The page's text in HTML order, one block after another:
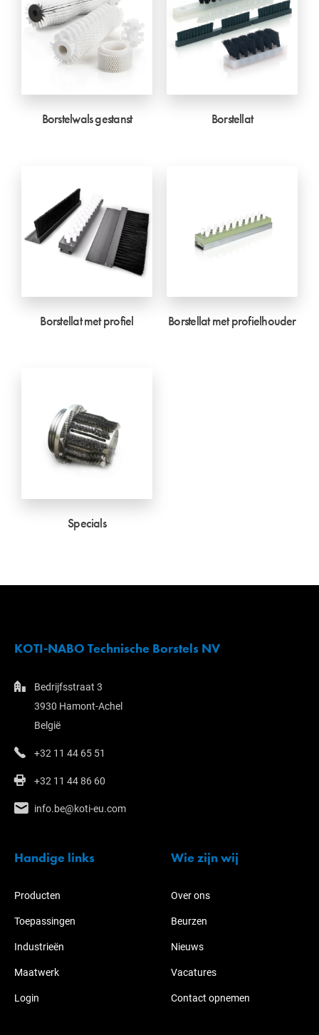
Borstelwals gestanst Borstellat
Borstellat met profiel Borstellat met profielhouder
Specials
KOTI-NABO Technische Borstels NV
Bedrijfsstraat 3
3930 Hamont-Achel
België
+32 11 44 65 51
+32 11 44 86 60
info.be@koti-eu.com
Handige links
Producten
Toepassingen
Industrieën
Maatwerk
Login
Wie zijn wij
Over ons
Beurzen
Nieuws
Vacatures
Contact opnemen